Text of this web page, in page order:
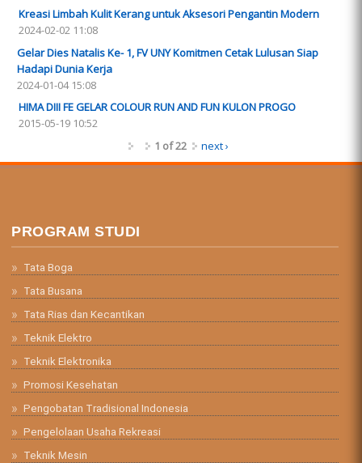
Kreasi Limbah Kulit Kerang untuk Aksesori Pengantin Modern
2024-02-02 11:08
Gelar Dies Natalis Ke- 1, FV UNY Komitmen Cetak Lulusan Siap
Hadapi Dunia Kerja
2024-01-04 15:08
HIMA DIII FE GELAR COLOUR RUN AND FUN KULON PROGO
2015-05-19 10:52
1 of 22
next ›
PROGRAM STUDI
Tata Boga
Tata Busana
Tata Rias dan Kecantikan
Teknik Elektro
Teknik Elektronika
Promosi Kesehatan
Pengobatan Tradisional Indonesia
Pengelolaan Usaha Rekreasi
Teknik Mesin